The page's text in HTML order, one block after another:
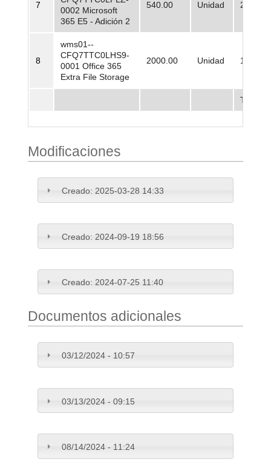
7
0002 Microsoft
365 E5 - Adición 2
540.00 Unidad
8
wms01--
CFQ7TTC0LHS9-
0001 Office 365
Extra File Storage
2000.00 Unidad
Total
Modificaciones
Creado: 2025-03-28 14:33
Creado: 2024-09-19 18:56
Creado: 2024-07-25 11:40
Documentos adicionales
03/12/2024 - 10:57
03/13/2024 - 09:15
08/14/2024 - 11:24